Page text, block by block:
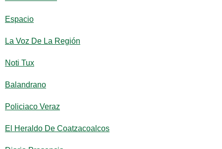
Espacio
La Voz De La Región
Noti Tux
Balandrano
Policiaco Veraz
El Heraldo De Coatzacoalcos